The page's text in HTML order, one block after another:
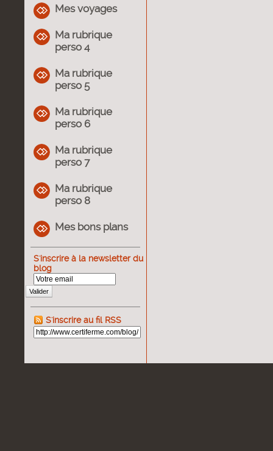
Mes voyages
Ma rubrique
perso 4
Ma rubrique
perso 5
Ma rubrique
perso 6
Ma rubrique
perso 7
Ma rubrique
perso 8
Mes bons plans
S'inscrire à la newsletter du
blog
Valider
S'inscrire au fil RSS